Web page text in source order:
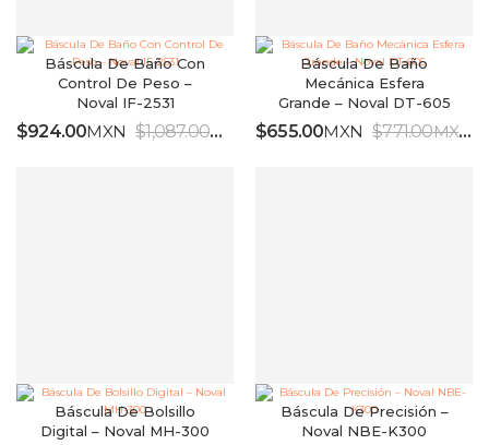
Báscula De Baño Con
Control De Peso –
Noval IF-2531
$924.00MXN $1,087.00MXN IVA INCLUIDO
Báscula De Baño
Mecánica Esfera
Grande – Noval DT-605
$655.00MXN $771.00MXN
Báscula De Bolsillo
Digital – Noval MH-300
Báscula De Precisión –
Noval NBE-K300